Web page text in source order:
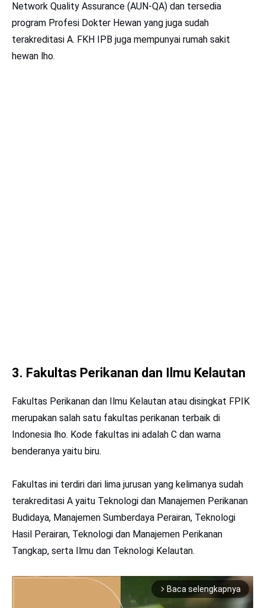
Network Quality Assurance (AUN-QA) dan tersedia
program Profesi Dokter Hewan yang juga sudah
terakreditasi A. FKH IPB juga mempunyai rumah sakit
hewan lho.
3. Fakultas Perikanan dan Ilmu Kelautan
Fakultas Perikanan dan Ilmu Kelautan atau disingkat FPIK
merupakan salah satu fakultas perikanan terbaik di
Indonesia lho. Kode fakultas ini adalah C dan warna
benderanya yaitu biru.
Fakultas ini terdiri dari lima jurusan yang kelimanya sudah
terakreditasi A yaitu Teknologi dan Manajemen Perikanan
Budidaya, Manajemen Sumberdaya Perairan, Teknologi
Hasil Perairan, Teknologi dan Manajemen Perikanan
Tangkap, serta Ilmu dan Teknologi Kelautan.
arrow_forward_ios Baca selengkapnya